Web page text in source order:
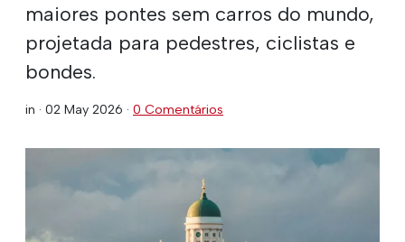
maiores pontes sem carros do mundo,
projetada para pedestres, ciclistas e
bondes.
in · 02 May 2026 · 0 Comentários